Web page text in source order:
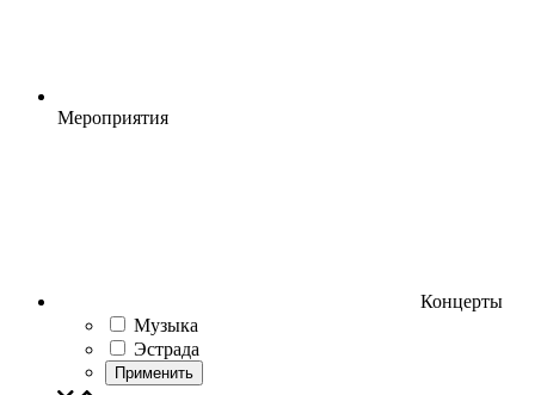
Мероприятия
Концерты
Музыка
Эстрада
Применить